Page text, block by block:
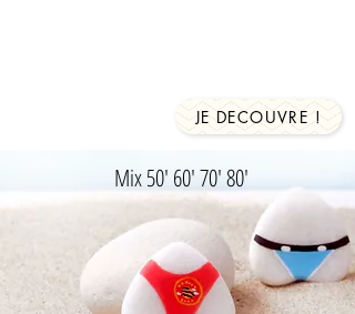
JE DECOUVRE !
Mix 50' 60' 70' 80'